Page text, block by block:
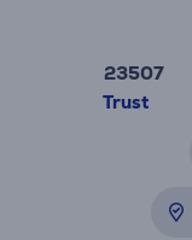
23507
Trust